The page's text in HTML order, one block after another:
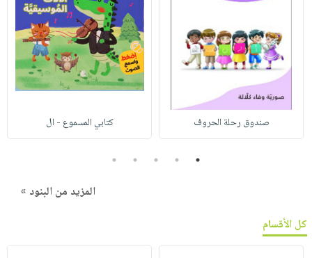
صندوق رحلة الحروف كتابي المسموع - ال
1
2
3
4
5
المزيد من البنود »
كل الأقسام